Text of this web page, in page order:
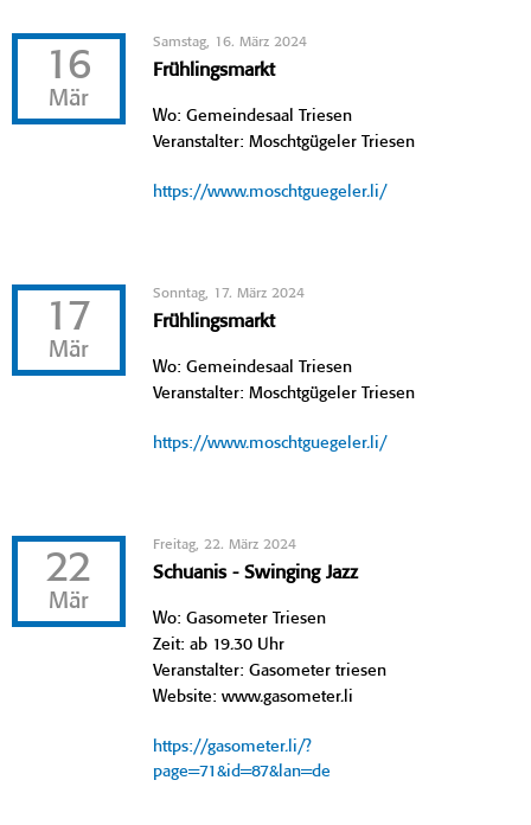
16
Mär
Samstag, 16. März 2024
Frühlingsmarkt
Wo: Gemeindesaal Triesen
Veranstalter: Moschtgügeler Triesen
https://www.moschtguegeler.li/
17
Mär
Sonntag, 17. März 2024
Frühlingsmarkt
Wo: Gemeindesaal Triesen
Veranstalter: Moschtgügeler Triesen
https://www.moschtguegeler.li/
22
Mär
Freitag, 22. März 2024
Schuanis - Swinging Jazz
Wo: Gasometer Triesen
Zeit: ab 19.30 Uhr
Veranstalter: Gasometer triesen
Website: www.gasometer.li
https://gasometer.li/?
page=71&id=87&lan=de